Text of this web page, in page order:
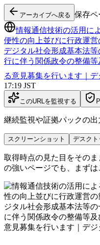
アーカイブへ戻る 保存ペ
情報通信技術の活用に
便性の向上並びに行政運
デジタル社会形成基本法
行に伴う関係政令の整備
る意見募集を行います｜
17:19 JST
このURLを監視する
継続監視や証拠パックの出
スクリーンショット デスク
取得時点の見た目をそのま
の強いページでも、まずは